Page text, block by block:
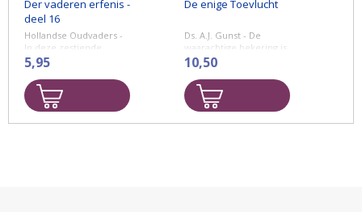
Der vaderen erfenis -
deel 16
Hollandse Oudvaders -
In deze zestiende
bundel zijn de volgende
predicaties
opgenomen:
ds. B. Smijtegelt Psalm
5,95
De enige Toevlucht
Ds. A.J. Gunst - De
waarachtige bekering is
Gods werk. Als het Gods
werk niet was, werd er
nooit
één mens zalig. Aan de
andere kant ...
10,50